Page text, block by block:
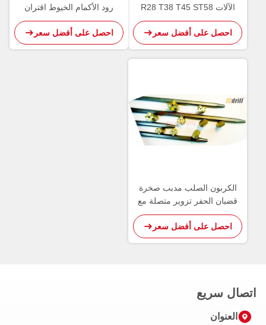
الآلات R28 T38 T45 ST58
عرقوب محول الكربون الصلب
احصل على أفضل سعر
رود الأكمام الخيوط اقتران
الأكمام اللون الأسود
احصل على أفضل سعر
الكربون الصلب مدبب صخرة
قضبان الحفر تزوير متصلة مع
زر بت
احصل على أفضل سعر
اتصال سريع
العنوان